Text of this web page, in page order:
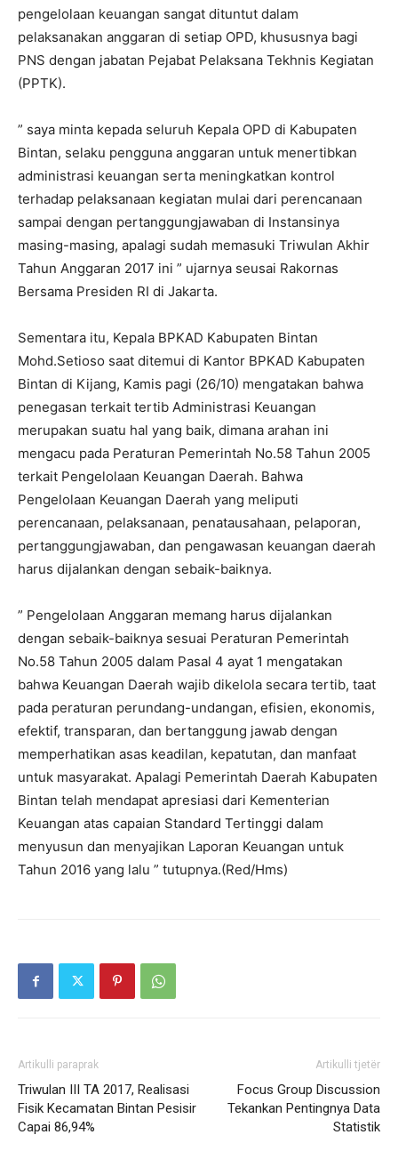
pengelolaan keuangan sangat dituntut dalam
pelaksanakan anggaran di setiap OPD, khususnya bagi
PNS dengan jabatan Pejabat Pelaksana Tekhnis Kegiatan
(PPTK).
” saya minta kepada seluruh Kepala OPD di Kabupaten
Bintan, selaku pengguna anggaran untuk menertibkan
administrasi keuangan serta meningkatkan kontrol
terhadap pelaksanaan kegiatan mulai dari perencanaan
sampai dengan pertanggungjawaban di Instansinya
masing-masing, apalagi sudah memasuki Triwulan Akhir
Tahun Anggaran 2017 ini ” ujarnya seusai Rakornas
Bersama Presiden RI di Jakarta.
Sementara itu, Kepala BPKAD Kabupaten Bintan
Mohd.Setioso saat ditemui di Kantor BPKAD Kabupaten
Bintan di Kijang, Kamis pagi (26/10) mengatakan bahwa
penegasan terkait tertib Administrasi Keuangan
merupakan suatu hal yang baik, dimana arahan ini
mengacu pada Peraturan Pemerintah No.58 Tahun 2005
terkait Pengelolaan Keuangan Daerah. Bahwa
Pengelolaan Keuangan Daerah yang meliputi
perencanaan, pelaksanaan, penatausahaan, pelaporan,
pertanggungjawaban, dan pengawasan keuangan daerah
harus dijalankan dengan sebaik-baiknya.
” Pengelolaan Anggaran memang harus dijalankan
dengan sebaik-baiknya sesuai Peraturan Pemerintah
No.58 Tahun 2005 dalam Pasal 4 ayat 1 mengatakan
bahwa Keuangan Daerah wajib dikelola secara tertib, taat
pada peraturan perundang-undangan, efisien, ekonomis,
efektif, transparan, dan bertanggung jawab dengan
memperhatikan asas keadilan, kepatutan, dan manfaat
untuk masyarakat. Apalagi Pemerintah Daerah Kabupaten
Bintan telah mendapat apresiasi dari Kementerian
Keuangan atas capaian Standard Tertinggi dalam
menyusun dan menyajikan Laporan Keuangan untuk
Tahun 2016 yang lalu ” tutupnya.(Red/Hms)
Artikulli paraprak
Triwulan III TA 2017, Realisasi
Fisik Kecamatan Bintan Pesisir
Capai 86,94%
Artikulli tjetër
Focus Group Discussion
Tekankan Pentingnya Data
Statistik